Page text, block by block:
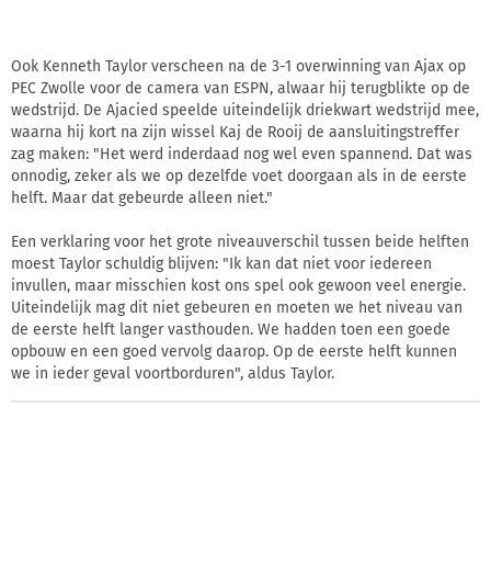
Ook Kenneth Taylor verscheen na de 3-1 overwinning van Ajax op
PEC Zwolle voor de camera van ESPN, alwaar hij terugblikte op de
wedstrijd. De Ajacied speelde uiteindelijk driekwart wedstrijd mee,
waarna hij kort na zijn wissel Kaj de Rooij de aansluitingstreffer
zag maken: "Het werd inderdaad nog wel even spannend. Dat was
onnodig, zeker als we op dezelfde voet doorgaan als in de eerste
helft. Maar dat gebeurde alleen niet."
Een verklaring voor het grote niveauverschil tussen beide helften
moest Taylor schuldig blijven: "Ik kan dat niet voor iedereen
invullen, maar misschien kost ons spel ook gewoon veel energie.
Uiteindelijk mag dit niet gebeuren en moeten we het niveau van
de eerste helft langer vasthouden. We hadden toen een goede
opbouw en een goed vervolg daarop. Op de eerste helft kunnen
we in ieder geval voortborduren", aldus Taylor.